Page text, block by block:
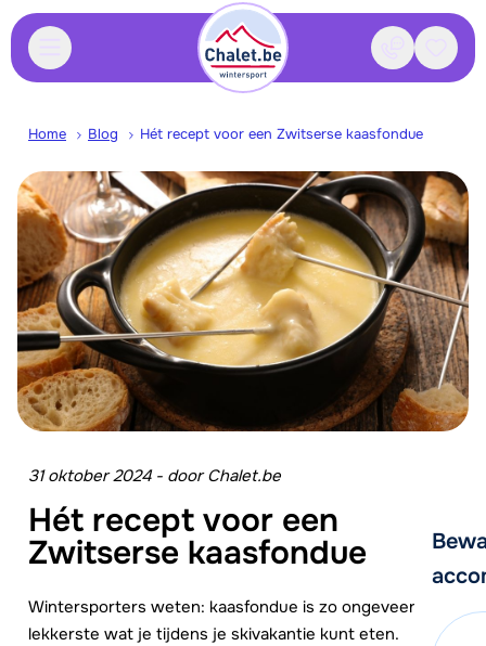
Contact
Home Blog Hét recept voor een Zwitserse kaasfondue
31 oktober 2024 - doorChalet.be
Hét recept voor een
Zwitserse kaasfondue
Wintersporters weten: kaasfondue is zo ongeveer het
lekkerste wat je tijdens je skivakantie kunt eten.